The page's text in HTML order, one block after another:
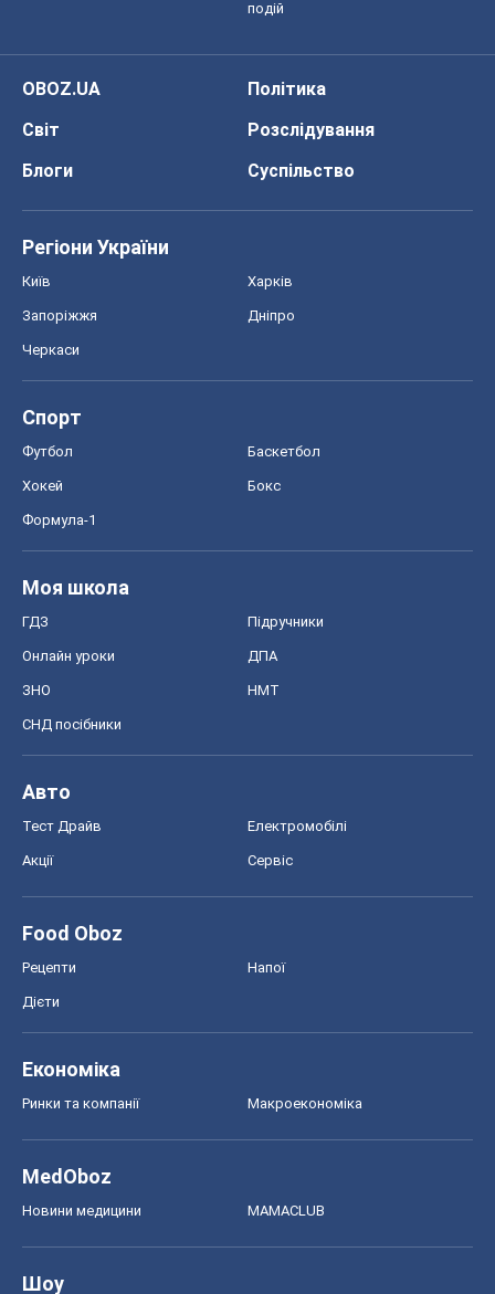
подій
OBOZ.UA
Політика
Світ
Розслідування
Блоги
Суспільство
Регіони України
Київ Харків
Запоріжжя Дніпро
Черкаси
Спорт
Футбол Баскетбол
Хокей Бокс
Формула-1
Моя школа
ГДЗ Підручники
Онлайн уроки ДПА
ЗНО НМТ
СНД посібники
Авто
Тест Драйв Електромобілі
Акції Сервіс
Food Oboz
Рецепти Напої
Дієти
Економіка
Ринки та компанії Макроекономіка
MedOboz
Новини медицини MAMACLUB
Шоу